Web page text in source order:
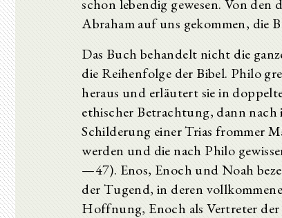
schon lebendig gewesen. Von
Abraham auf uns gekommen, die
Das Buch behandelt nicht die
die Reihenfolge der Bibel. Philo
heraus und erläutert sie in
ethischer Betrachtung, dann
Schilderung einer Trias frommer
werden und die nach Philo
—47). Enos, Enoch und Noah
der Tugend, in deren
Hoffnung, Enoch als Vertreter